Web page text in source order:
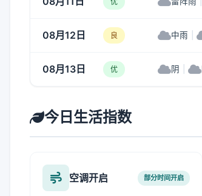
08月12日 良 中雨
08月13日 优 阴
今日生活指数
空调开启 部分时间开启